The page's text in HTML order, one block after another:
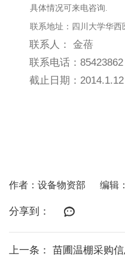
具体情况可来电咨询
联系地址：四川大学华西
联系人：
金蓓
联系电话： 85423862
截止日期： 2014.1.12
作者：设备物资部 编辑
分享到：
上一条： 苗圃温棚采购